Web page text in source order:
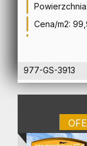
Powierzchnia:
Cena/m2:
977-GS-3913